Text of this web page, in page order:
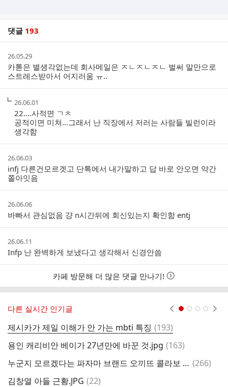
댓글 193
트
작
성
시
간
26.05.29
카톧은 별생각없는데 회사메일은 ㅈㄴㅈㄴㅈㄴ 벌써 말만으로
스트레스받아서 어지러움 ㅠ..
작
성
시
간
26.06.01
22....사적면 ㄱㅊ
공적이면 미쳐...그래서 난 직장에서 저러는 사람들 빌런이라
생각함
작
성
시
간
26.06.03
infj 다른건모르겟고 단톡에서 내가말하고 답 바로 안오면 약간
쫄아잇음
작
성
시
간
26.06.06
바빠서 관심없음 걍 n시간뒤에 회신있는지 확인함 entj
작
성
시
간
26.06.11
Infp 난 완벽하게 보냈다고 생각해서 신경안씀
카페 방문해 더 많은 댓글 만나기!
다른 실시간 인기글
제시카가 제일 이해가 안 가는 mbti 특징 댓
글
(193)
용인 캐리비안 베이가 27년만에 바꾼 것.jpg 댓
(163)
누군지 모르겠다는 파자마 브랜드 오끼뜨 콜라보 모델.twt 댓
(266)
김창열 아들 근황.JPG 댓
(22)